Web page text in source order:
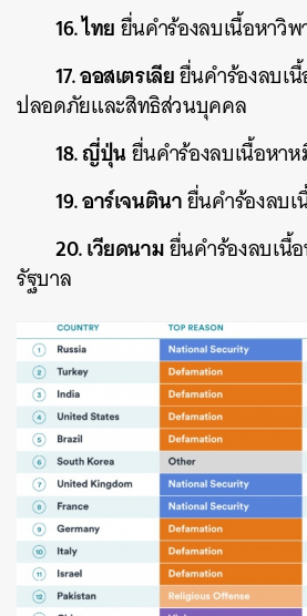
16. ไทยยื่นคำร้องลบเนื้อหาวิ
17. ออสเตรเลียยื่นคำร้องลบเ
ปลอดภัยและสิทธิส่วนบุคคล
18. ญี่ปุ่นยื่นคำร้องลบเนื้อหา
19. อาร์เจนตินายื่นคำร้องลบ
20. เวียดนามยื่นคำร้องลบเนื้
รัฐบาล